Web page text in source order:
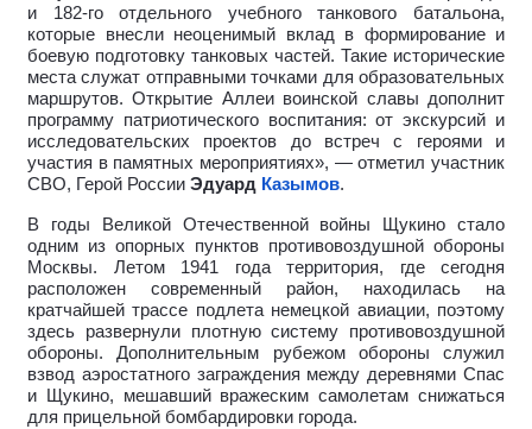
и 182-го отдельного учебного танкового батальона,
которые внесли неоценимый вклад в формирование и
боевую подготовку танковых частей. Такие исторические
места служат отправными точками для образовательных
маршрутов. Открытие Аллеи воинской славы дополнит
программу патриотического воспитания: от экскурсий и
исследовательских проектов до встреч с героями и
участия в памятных мероприятиях», — отметил участник
СВО, Герой России Эдуард Казымов.
В годы Великой Отечественной войны Щукино стало
одним из опорных пунктов противовоздушной обороны
Москвы. Летом 1941 года территория, где сегодня
расположен современный район, находилась на
кратчайшей трассе подлета немецкой авиации, поэтому
здесь развернули плотную систему противовоздушной
обороны. Дополнительным рубежом обороны служил
взвод аэростатного заграждения между деревнями Спас
и Щукино, мешавший вражеским самолетам снижаться
для прицельной бомбардировки города.